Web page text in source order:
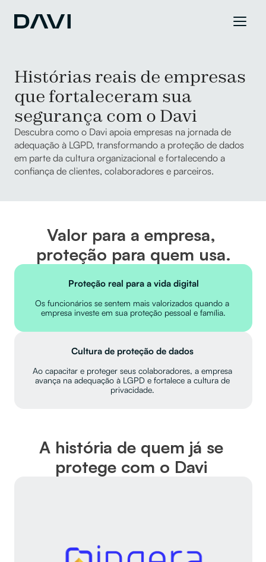
Histórias reais de empresas
que fortaleceram sua
segurança com o Davi
Descubra como o Davi apoia empresas na jornada de
adequação à LGPD, transformando a proteção de dados
em parte da cultura organizacional e fortalecendo a
confiança de clientes, colaboradores e parceiros.
Valor para a empresa,
proteção para quem usa.
Proteção real para a vida digital
Os funcionários se sentem mais valorizados quando a
empresa investe em sua proteção pessoal e família.
Cultura de proteção de dados
Ao capacitar e proteger seus colaboradores, a empresa
avança na adequação à LGPD e fortalece a cultura de
privacidade.
A história de quem já se
protege com o Davi